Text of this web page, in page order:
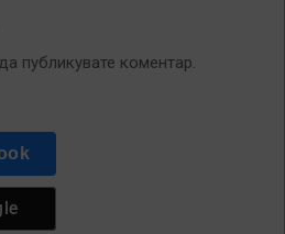
публикувате коментар.